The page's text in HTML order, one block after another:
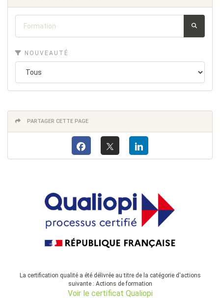
NOUVEAUTÉ
PARTAGER CETTE PAGE
La certification qualité a été délivrée au titre de la catégorie d'actions
suivante : Actions de formation
Voir le certificat Qualiopi